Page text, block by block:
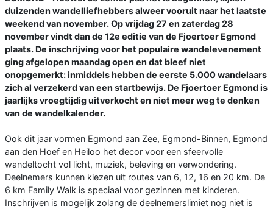
duizenden wandelliefhebbers alweer vooruit naar het laatste
weekend van november. Op vrijdag 27 en zaterdag 28
november vindt dan de 12e editie van de Fjoertoer Egmond
plaats. De inschrijving voor het populaire wandelevenement
ging afgelopen maandag open en dat bleef niet
onopgemerkt: inmiddels hebben de eerste 5.000 wandelaars
zich al verzekerd van een startbewijs. De Fjoertoer Egmond is
jaarlijks vroegtijdig uitverkocht en niet meer weg te denken
van de wandelkalender.
Ook dit jaar vormen Egmond aan Zee, Egmond-Binnen, Egmond
aan den Hoef en Heiloo het decor voor een sfeervolle
wandeltocht vol licht, muziek, beleving en verwondering.
Deelnemers kunnen kiezen uit routes van 6, 12, 16 en 20 km. De
6 km Family Walk is speciaal voor gezinnen met kinderen.
Inschrijven is mogelijk zolang de deelnemerslimiet nog niet is